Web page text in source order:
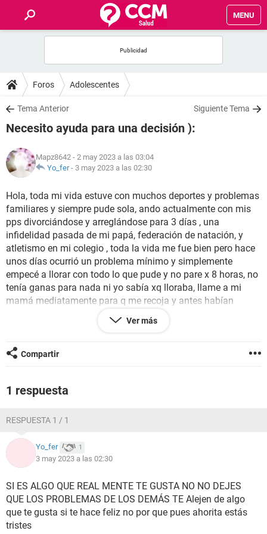
MENU
FOROS
SALUD
NUTRICIÓN
BIENESTAR
SEXUALIDAD
GLOSARIO
Foros Adolescentes
Tema Anterior Siguiente Tema
Necesito ayuda para una decisión ):
Mapz8642 - 2 may 2023 a las 03:04
Yo_fer- 3 may 2023 a las 02:30
Hola, toda mi vida estuve con muchos deportes y problemas
familiares y siempre pude sola, ando actualmente con mis
pps divorciándose y arreglándose para 3 días , una
infidelidad pasada de mi papá, federación de natación, y
atletismo en mi colegio , toda la vida me fue bien pero hace
unos días ocurrió un problema mínimo y simplemente
empecé a llorar con todo lo que pude y no pare x 8 horas, no
tenía ganas para nada ni yo sabía xq lloraba, llame a mi
mamá mediatamente para q me recoja y antes habían
reduciendo todo muchísimo, y me dijeron q deje atletismo,
lunes a viernes entreno 2 horas hasta las 8 fe la noche
buena idea dejar atletismo, siento q me estoy rindiendo muy
débil, q podría dar más , y se q puedo pero nc si termine
Ver más
Compartir
1 respuesta
RESPUESTA 1 / 1
Yo_fer 1
3 may 2023 a las 02:30
SI ES ALGO QUE REAL MENTE TE GUSTA NO NO DEJES
QUE LOS PROBLEMAS DE LOS DEMÁS TE Alejen de algo
que te gusta si te hace feliz no por que pues ahorita estás
tristes